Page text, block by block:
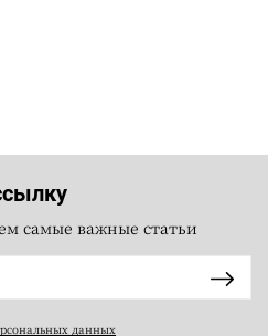
самые важные статьи
данных